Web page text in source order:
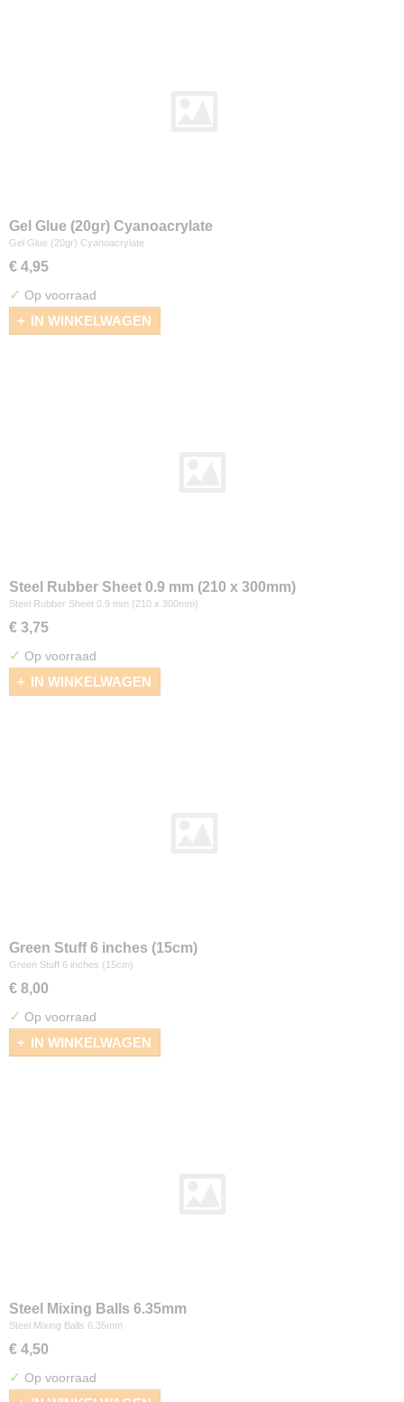
Gel Glue (20gr) Cyanoacrylate
Gel Glue (20gr) Cyanoacrylate
€ 4,95
✓ Op voorraad
IN WINKELWAGEN
Steel Rubber Sheet 0.9 mm (210 x 300mm)
Steel Rubber Sheet 0.9 mm (210 x 300mm)
€ 3,75
✓ Op voorraad
IN WINKELWAGEN
Green Stuff 6 inches (15cm)
Green Stuff 6 inches (15cm)
€ 8,00
✓ Op voorraad
IN WINKELWAGEN
Steel Mixing Balls 6.35mm
Steel Mixing Balls 6.35mm
€ 4,50
✓ Op voorraad